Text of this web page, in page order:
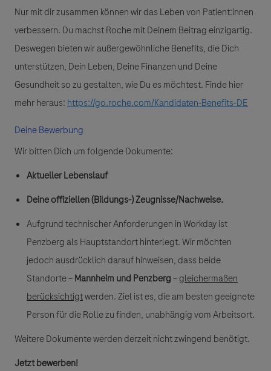
Nur mit dir zusammen können wir das Leben von Patient:innen
verbessern. Du machst Roche mit Deinem Beitrag einzigartig.
Deswegen bieten wir außergewöhnliche Benefits, die Dich
unterstützen, Dein Leben, Deine Finanzen und Deine
Gesundheit so zu gestalten, wie Du es möchtest. Finde hier
mehr heraus: https://go.roche.com/Kandidaten-Benefits-DE
Deine Bewerbung
Wir bitten Dich um folgende Dokumente:
Aktueller Lebenslauf
Deine offiziellen (Bildungs-) Zeugnisse/Nachweise.
Aufgrund technischer Anforderungen in Workday ist
Penzberg als Hauptstandort hinterlegt. Wir möchten
jedoch ausdrücklich darauf hinweisen, dass beide
Standorte –Mannheim und Penzberg–gleichermaßen
berücksichtigtwerden. Ziel ist es, die am besten geeignete
Person für die Rolle zu finden, unabhängig vom Arbeitsort.
Weitere Dokumente werden derzeit nicht zwingend benötigt.
Jetzt bewerben!